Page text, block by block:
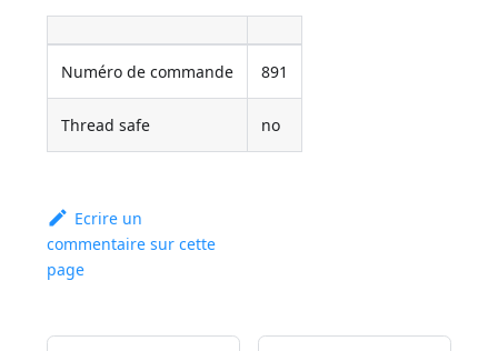
Numéro de commande 891
Thread safe no
Ecrire un
commentaire sur cette
page